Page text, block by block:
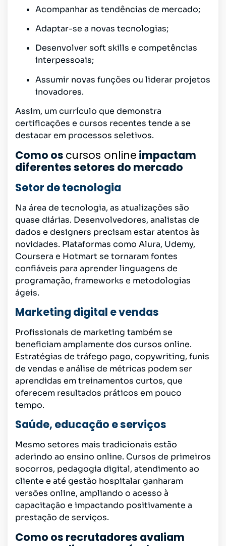
Acompanhar as tendências de mercado;
Adaptar-se a novas tecnologias;
Desenvolver soft skills e competências
interpessoais;
Assumir novas funções ou liderar projetos
inovadores.
Assim, um currículo que demonstra
certificações e cursos recentes tende a se
destacar em processos seletivos.
Como os cursos online impactam
diferentes setores do mercado
Setor de tecnologia
Na área de tecnologia, as atualizações são
quase diárias. Desenvolvedores, analistas de
dados e designers precisam estar atentos às
novidades. Plataformas como Alura, Udemy,
Coursera e Hotmart se tornaram fontes
confiáveis para aprender linguagens de
programação, frameworks e metodologias
ágeis.
Marketing digital e vendas
Profissionais de marketing também se
beneficiam amplamente dos cursos online.
Estratégias de tráfego pago, copywriting, funis
de vendas e análise de métricas podem ser
aprendidas em treinamentos curtos, que
oferecem resultados práticos em pouco
tempo.
Saúde, educação e serviços
Mesmo setores mais tradicionais estão
aderindo ao ensino online. Cursos de primeiros
socorros, pedagogia digital, atendimento ao
cliente e até gestão hospitalar ganharam
versões online, ampliando o acesso à
capacitação e impactando positivamente a
prestação de serviços.
Como os recrutadores avaliam